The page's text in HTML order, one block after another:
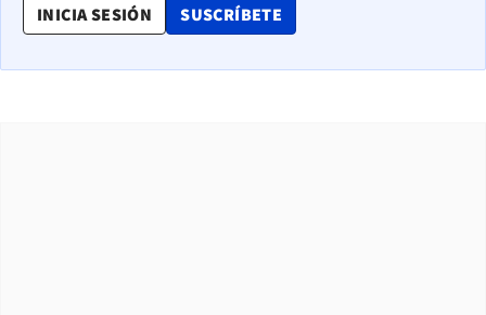
INICIA SESIÓN SUSCRÍBETE
OPENS IN NEW WINDOW